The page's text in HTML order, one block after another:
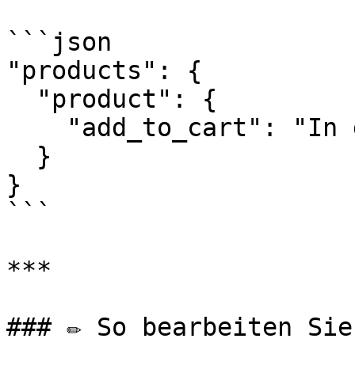
```json
"products": {
}
```
***
### ✏️ So bearbeiten